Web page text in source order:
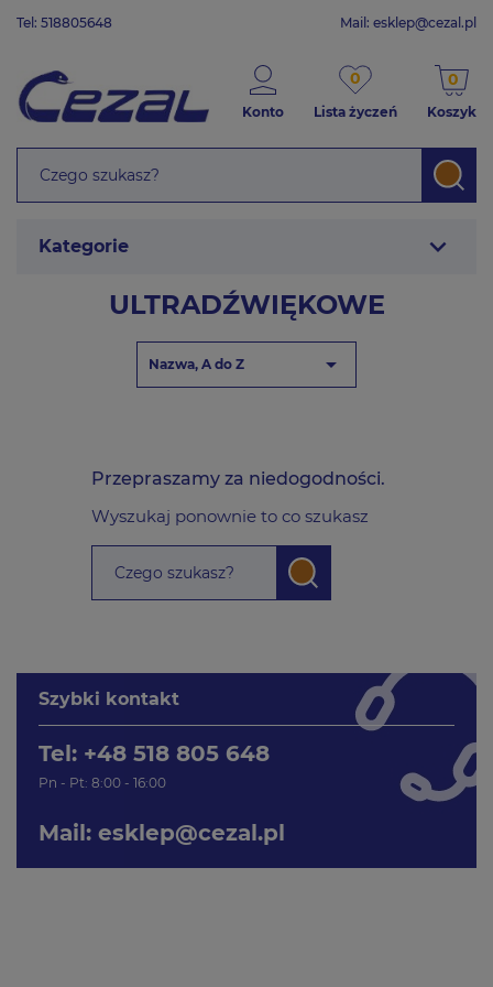
Tel: 518805648 Mail: esklep@cezal.pl
Konto
0
Lista życzeń
0
Koszyk
Kategorie expand_more
Szybki kontakt
Tel: +48 518 805 648
Pn - Pt: 8:00 - 16:00
Mail: esklep@cezal.pl
ULTRADŹWIĘKOWE
Nazwa, A do Z 
Przepraszamy za niedogodności.
Wyszukaj ponownie to co szukasz